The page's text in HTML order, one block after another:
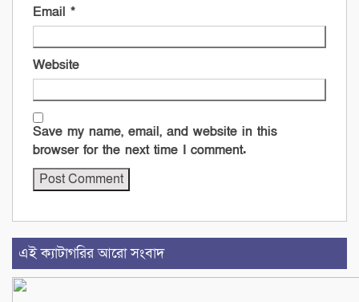
Email *
Website
Save my name, email, and website in this
browser for the next time I comment.
এই ক্যাটাগরির আরো সংবাদ